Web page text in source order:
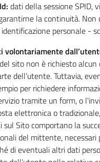
dati della sessione SPID,
la continuità. Non
personale -
volontariamente
sito non è richiesto
dell’utente. Tuttavia,
per richiedere
tramite un form, o
elettronica o
Sito comportano la
del mittente, necessari
di eventuali altri dati